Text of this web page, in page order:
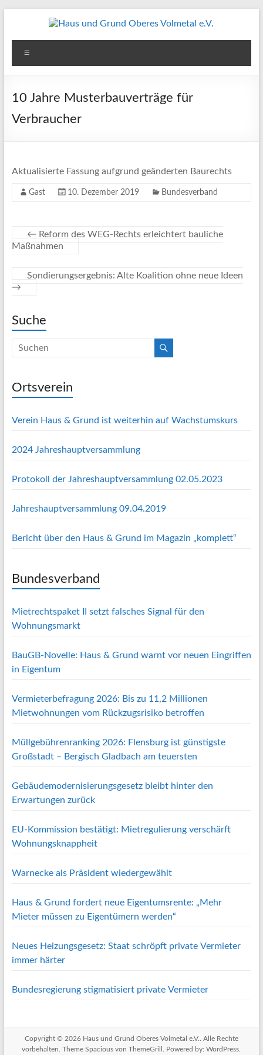
Haus
und
Grund
Oberes
10 Jahre Musterbauverträge für
Verbraucher
Aktualisierte Fassung aufgrund geänderten Baurechts
Gast 10. Dezember 2019 Bundesverband
← Reform des WEG-Rechts erleichtert bauliche
Maßnahmen
Sondierungsergebnis: Alte Koalition ohne neue Ideen
→
Suche
Ortsverein
Verein Haus & Grund ist weiterhin auf Wachstumskurs
2024 Jahreshauptversammlung
Protokoll der Jahreshauptversammlung 02.05.2023
Jahreshauptversammlung 09.04.2019
Bericht über den Haus & Grund im Magazin „komplett“
Bundesverband
Mietrechtspaket II setzt falsches Signal für den
Wohnungsmarkt
BauGB-Novelle: Haus & Grund warnt vor neuen Eingriffen
in Eigentum
Vermieterbefragung 2026: Bis zu 11,2 Millionen
Mietwohnungen vom Rückzugsrisiko betroffen
Müllgebührenranking 2026: Flensburg ist günstigste
Großstadt – Bergisch Gladbach am teuersten
Gebäudemodernisierungsgesetz bleibt hinter den
Erwartungen zurück
EU-Kommission bestätigt: Mietregulierung verschärft
Wohnungsknappheit
Warnecke als Präsident wiedergewählt
Haus & Grund fordert neue Eigentumsrente: „Mehr
Mieter müssen zu Eigentümern werden“
Neues Heizungsgesetz: Staat schröpft private Vermieter
immer härter
Bundesregierung stigmatisiert private Vermieter
Copyright © 2026 Haus und Grund Oberes Volmetal e.V.
. Alle Rechte
vorbehalten. ThemeSpacious von ThemeGrill. Powered by:WordPress